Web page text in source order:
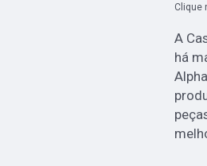
Clique
A
há